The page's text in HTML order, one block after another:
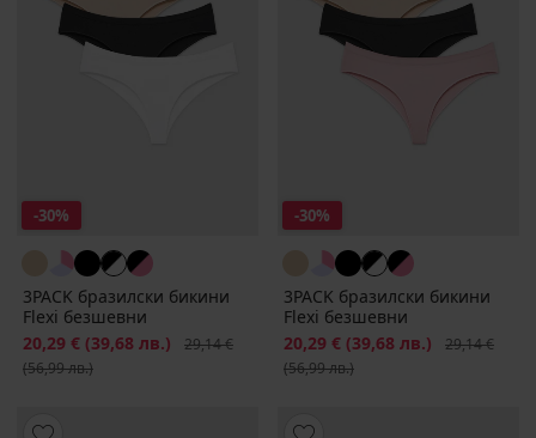
-30%
3PACK бразилски бикини
Flexi безшевни
Намаление
20,29 € (39,68 лв.) Първоначална цена
29,14 €
(56,99 лв.)
-30%
3PACK бразилски бикини
Flexi безшевни
Намаление
20,29 € (39,68 лв.)
29,14 €
(56,99 лв.)